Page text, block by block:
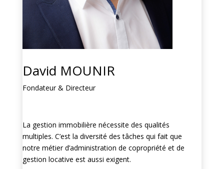
David MOUNIR
Fondateur & Directeur
La gestion immobilière nécessite des qualités
multiples. C’est la diversité des tâches qui fait que
notre métier d’administration de copropriété et de
gestion locative est aussi exigent.